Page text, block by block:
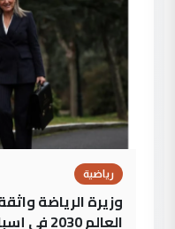
رياضية
وزيرة الرياضة
العالم 2030 في إسبانيا